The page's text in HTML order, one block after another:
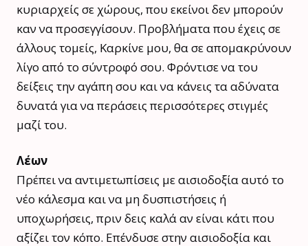
κυριαρχείς σε χώρους, που εκείνοι δεν μπορούν
καν να προσεγγίσουν. Προβλήματα που έχεις σε
άλλους τομείς, Καρκίνε μου, θα σε απομακρύνουν
λίγο από το σύντροφό σου. Φρόντισε να του
δείξεις την αγάπη σου και να κάνεις τα αδύνατα
δυνατά για να περάσεις περισσότερες στιγμές
μαζί του.
Λέων
Πρέπει να αντιμετωπίσεις με αισιοδοξία αυτό το
νέο κάλεσμα και να μη δυσπιστήσεις ή
υποχωρήσεις, πριν δεις καλά αν είναι κάτι που
αξίζει τον κόπο. Επένδυσε στην αισιοδοξία και